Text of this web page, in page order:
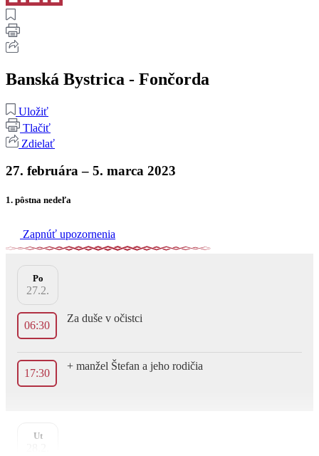
Banská Bystrica - Fončorda
Uložiť
Tlačiť
Zdielať
27. februára – 5. marca 2023
1. pôstna nedeľa
Zapnúť upozornenia
Po
27.2.
06:30
Za duše v očistci
17:30
+ manžel Štefan a jeho rodičia
Ut